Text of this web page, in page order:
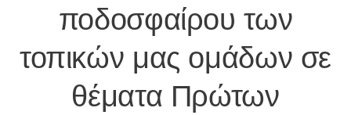
ποδοσφαίρου των
τοπικών μας ομάδων σε
θέματα Πρώτων